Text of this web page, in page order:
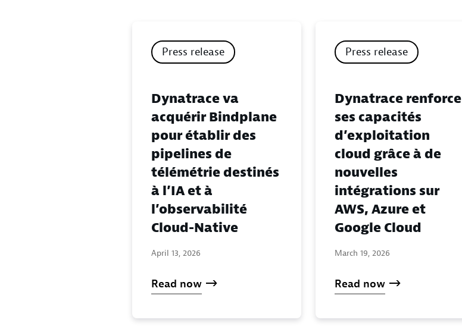
Press release
Dynatrace va
acquérir Bindplane
pour établir des
pipelines de
télémétrie destinés
à l’IA et à
l’observabilité
Cloud-Native
April 13, 2026
Read now
Press release
Dynatrace renforce
ses capacités
d’exploitation
cloud grâce à de
nouvelles
intégrations sur
AWS, Azure et
Google Cloud
March 19, 2026
Read now